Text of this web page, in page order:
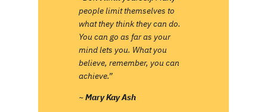
people limit themselves to
what they think they can do.
You can go as far as your
mind lets you. What you
believe, remember, you can
achieve.”
~Mary Kay Ash